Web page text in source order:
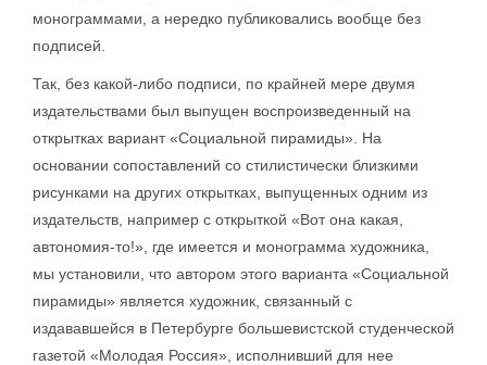
монограммами, а нередко публиковались вообще без
подписей.
Так, без какой-либо подписи, по крайней мере двумя
издательствами был выпущен воспроизведенный на
открытках вариант «Социальной пирамиды». На
основании сопоставлений со стилистически близкими
рисунками на других открытках, выпущенных одним из
издательств, например с открыткой «Вот она какая,
автономия-то!», где имеется и монограмма художника,
мы установили, что автором этого варианта «Социальной
пирамиды» является художник, связанный с
издававшейся в Петербурге большевистской студенческой
газетой «Молодая Россия», исполнивший для нее